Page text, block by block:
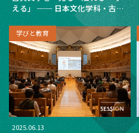
える」 ── 日本文化学科・古典
文学ゼミが博物館見学・神田古
書街ツアーを実施
学びと教育
2025.06.13